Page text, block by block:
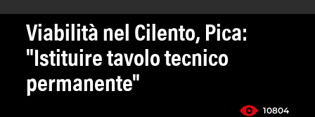
Viabilità nel Cilento, Pica:
"Istituire tavolo tecnico
permanente"
10804